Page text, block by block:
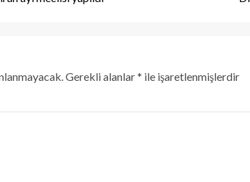
Gerekli alanlar* ile işaretlenmişlerdir